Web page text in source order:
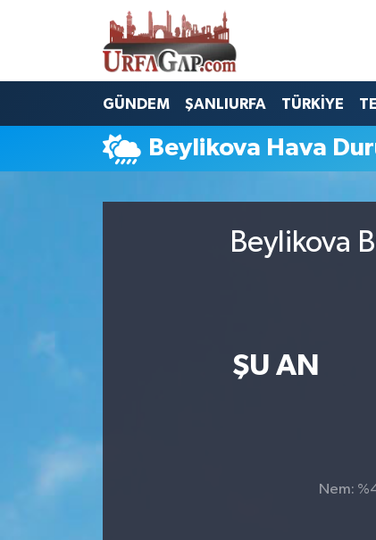
GÜNDEM ŞANLIURFA TÜRKİYE
Beylikova Hava
Beylikova
ŞU AN
Nem:
Nöbetçi Eczaneler
Hava Durumu
Namaz Vakitleri
Trafik Durumu
Süper Lig Puan Durumu ve Fikstür